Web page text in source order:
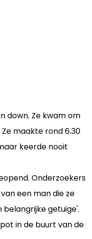
down. Ze kwam om
maakte rond 6.30
keerde nooit
Onderzoekers
een man die ze
belangrijke getuige'.
in de buurt van de